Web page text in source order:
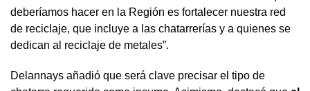
deberíamos hacer en la Región es fortalecer nuestra red
de reciclaje, que incluye a las chatarrerías y a quienes se
dedican al reciclaje de metales”.
Delannays añadió que será clave precisar el tipo de